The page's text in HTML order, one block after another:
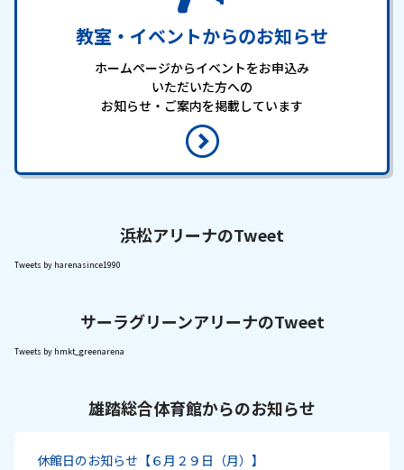
教室・イベントからのお知らせ
ホームページからイベントをお申込み
いただいた方への
お知らせ・ご案内を掲載しています
浜松アリーナのTweet
Tweets by harenasince1990
サーラグリーンアリーナのTweet
Tweets by hmkt_greenarena
雄踏総合体育館からのお知らせ
休館日のお知らせ【６月２９日（月）】